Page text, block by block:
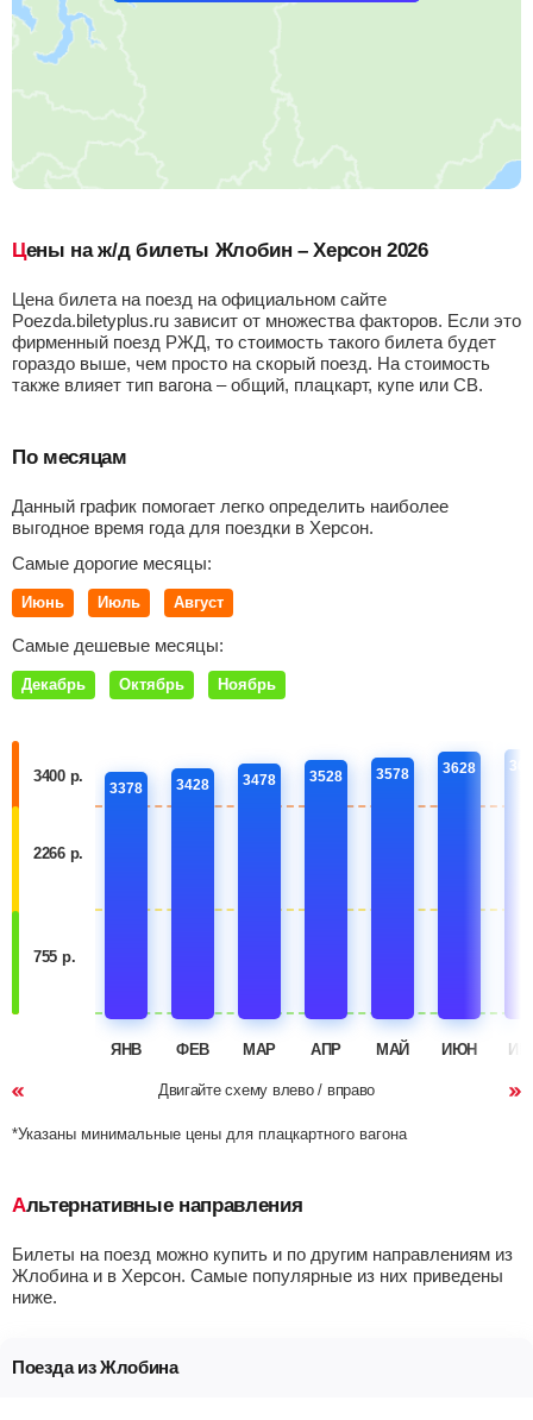
Цены на ж/д билеты Жлобин – Херсон 2026
Цена билета на поезд на официальном сайте
Poezda.biletyplus.ru зависит от множества факторов. Если это
фирменный поезд РЖД, то стоимость такого билета будет
гораздо выше, чем просто на скорый поезд. На стоимость
также влияет тип вагона – общий, плацкарт, купе или СВ.
По месяцам
Данный график помогает легко определить наиболее
выгодное время года для поездки в Херсон.
Самые дорогие месяцы:
Июнь Июль Август
Самые дешевые месяцы:
Декабрь Октябрь Ноябрь
3400 р.
2266 р.
755 р.
3378
ЯНВ
3428
ФЕВ
3478
МАР
3528
АПР
3578
МАЙ
3628
ИЮН
Двигайте схему влево / вправо
*Указаны минимальные цены для плацкартного вагона
Альтернативные направления
Билеты на поезд можно купить и по другим направлениям из
Жлобина и в Херсон. Самые популярные из них приведены
ниже.
Поезда из Жлобина